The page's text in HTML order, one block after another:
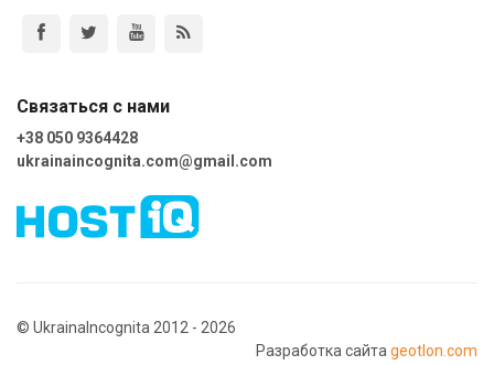
Связаться с нами
+38 050 9364428
ukrainaincognita.com@gmail.com
© UkrainaIncognita 2012 - 2026
Разработка сайта geotlon.com